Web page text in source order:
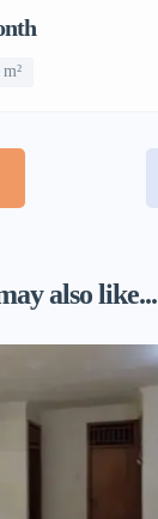
also like...